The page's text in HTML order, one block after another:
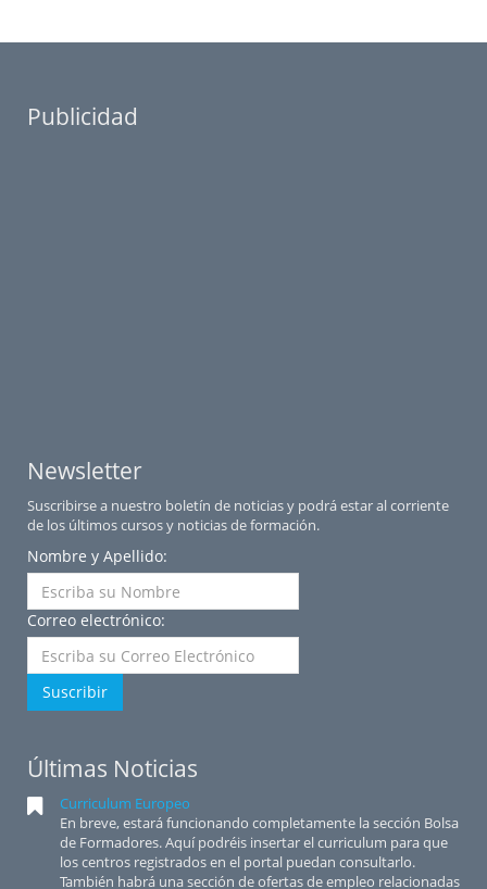
Publicidad
Newsletter
Suscribirse a nuestro boletín de noticias y podrá estar al corriente
de los últimos cursos y noticias de formación.
Nombre y Apellido:
Correo electrónico:
Suscribir
Últimas Noticias
Curriculum Europeo
En breve, estará funcionando completamente la sección Bolsa
de Formadores. Aquí podréis insertar el curriculum para que
los centros registrados en el portal puedan consultarlo.
También habrá una sección de ofertas de empleo relacionadas